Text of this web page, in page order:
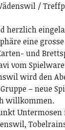
/
herzlich
eine
und
vom
wird den
– neue
willkommen.
Untermosen